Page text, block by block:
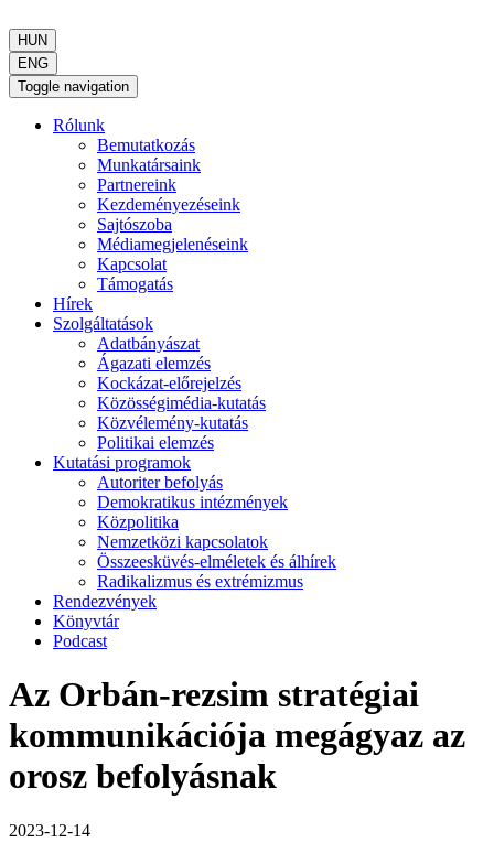
HUN
ENG
Toggle navigation
Rólunk
Bemutatkozás
Munkatársaink
Partnereink
Kezdeményezéseink
Sajtószoba
Médiamegjelenéseink
Kapcsolat
Támogatás
Hírek
Szolgáltatások
Adatbányászat
Ágazati elemzés
Kockázat-előrejelzés
Közösségimédia-kutatás
Közvélemény-kutatás
Politikai elemzés
Kutatási programok
Autoriter befolyás
Demokratikus intézmények
Közpolitika
Nemzetközi kapcsolatok
Összeesküvés-elméletek és álhírek
Radikalizmus és extrémizmus
Rendezvények
Könyvtár
Podcast
Az Orbán-rezsim stratégiai
kommunikációja megágyaz az
orosz befolyásnak
2023-12-14